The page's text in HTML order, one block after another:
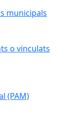
municipals
o vinculats
(PAM)